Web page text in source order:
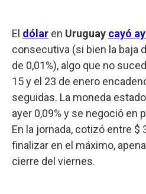
El dólar en Uruguay cayó
consecutiva (si bien la baja
de 0,01%), algo que no
15 y el 23 de enero
seguidas. La moneda
ayer 0,09% y se negoció en
En la jornada, cotizó entre $
finalizar en el máximo,
cierre del viernes.